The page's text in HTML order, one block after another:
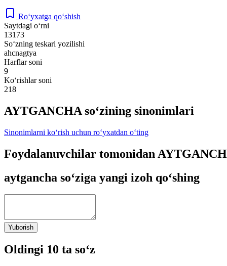
Ro‘yxatga qo‘shish
Saytdagi o‘rni
13173
So‘zning teskari yozilishi
ahcnagtya
Harflar soni
9
Ko‘rishlar soni
218
AYTGANCHA so‘zining sinonimlari
Sinonimlarni ko‘rish uchun ro‘yxatdan o‘ting
Foydalanuvchilar tomonidan
aytgancha so‘ziga yangi izoh qo‘shing
Yuborish
Oldingi 10 ta so‘z